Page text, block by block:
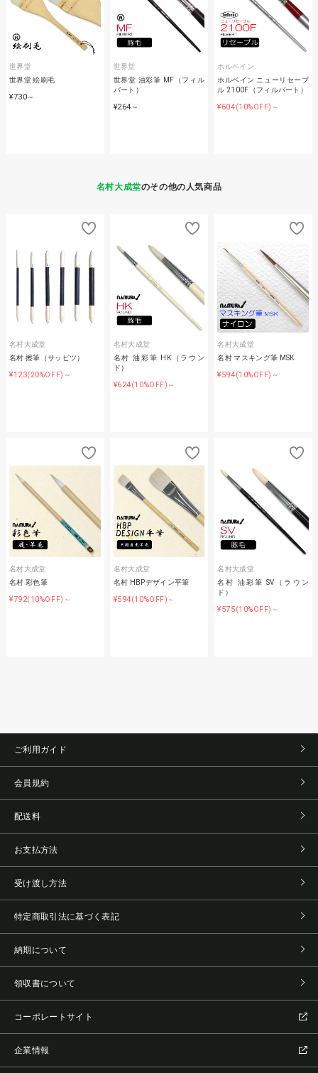
世界堂
世界堂 絵刷毛
¥730～
世界堂
世界堂 油彩筆 MF（フィル
バート）
¥264 ～
ホルベイン
ホルベイン ニューリセーブ
ル 2100F（フィルバート）
¥604(10%OFF)～
名村大成堂のその他の人気商品
名村大成堂
名村 擦筆（サッピツ）
¥123(20%OFF)～
名村大成堂
名村 油彩筆 HK（ラウン
ド）
¥624(10%OFF)～
名村大成堂
名村 マスキング筆 MSK
¥594(10%OFF)～
名村大成堂
名村 彩色筆
¥792(10%OFF)～
名村大成堂
名村 HBPデザイン平筆
¥594(10%OFF)～
名村大成堂
名村 油彩筆 SV（ラウン
ド）
¥575(10%OFF)～
ご利用ガイド
会員規約
配送料
お支払方法
受け渡し方法
特定商取引法に基づく表記
納期について
領収書について
コーポレートサイト
企業情報